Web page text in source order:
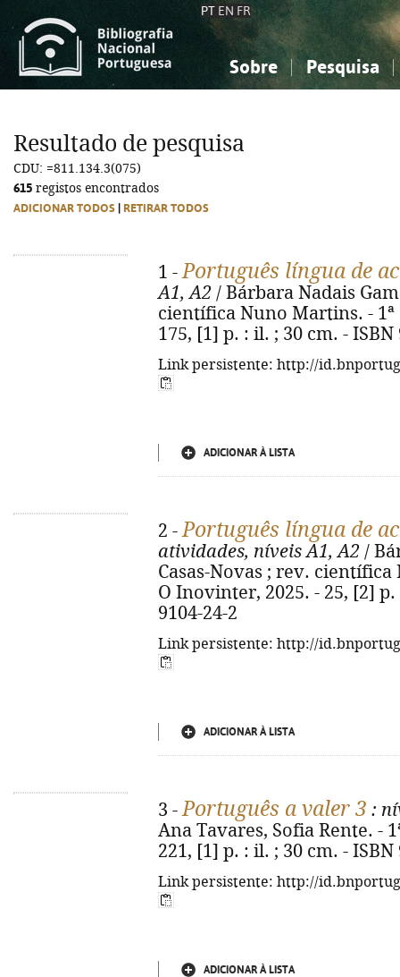
PT EN FR
Sobre Pesquisa
Ciências sociais...
Ciências sociais...
Resultado de pesquisa
CDU: =811.134.3(075)
615 registos encontrados
ADICIONAR TODOS RETIRAR TODOS
1 -Português língua de
A1, A2 / Bárbara Nadais
científica Nuno Martins. -
175, [1] p. : il. ; 30 cm. - ISBN
Link persistente: http://
ADICIONAR À LISTA
2 -Português língua de
atividades, níveis A1, A2 /
Casas-Novas ; rev.
O Inovinter, 2025. - 25, [2] p.
9104-24-2
Link persistente: http://
ADICIONAR À LISTA
3 -Português a valer 3 :
Ana Tavares, Sofia Rente. -
221, [1] p. : il. ; 30 cm. - ISBN
Link persistente: http://
ADICIONAR À LISTA